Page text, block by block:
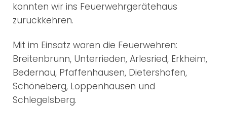
konnten wir ins Feuerwehrgerätehaus
zurückkehren.
Mit im Einsatz waren die Feuerwehren:
Breitenbrunn, Unterrieden, Arlesried, Erkheim,
Bedernau, Pfaffenhausen, Dietershofen,
Schöneberg, Loppenhausen und
Schlegelsberg.